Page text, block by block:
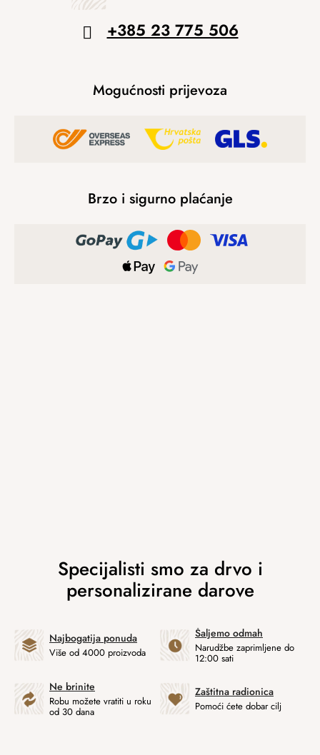
+385 23 775 506
Mogućnosti prijevoza
Brzo i sigurno plaćanje
Najbogatija ponuda
Više od 4000 proizvoda
Šaljemo odmah
Narudžbe zaprimljene do
12:00 sati
Ne brinite
Robu možete vratiti u roku
od 30 dana
Zaštitna radionica
Pomoći ćete dobar cilj